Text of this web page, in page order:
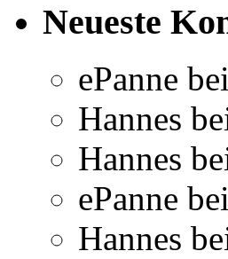
Neueste
ePanne bei
Hannes
Hannes
ePanne bei
Hannes